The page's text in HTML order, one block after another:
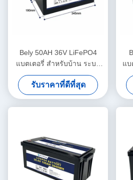
Bely 50AH 36V LiFePO4
แบตเตอรี่ สําหรับบ้าน ระบบ
เก็บพลังงานแสงอาทิตย์ เรือ
เรือดําน้ํา
รับราคาที่ดีที่สุด
แบ